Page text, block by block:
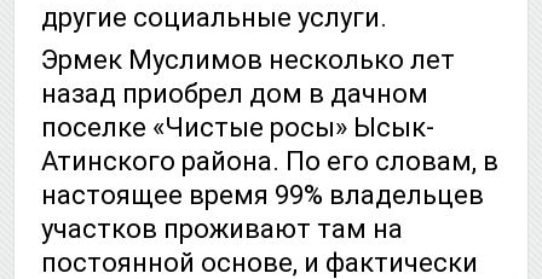
другие социальные услуги.
Эрмек Муслимов несколько лет
назад приобрел дом в дачном
поселке «Чистые росы» Ысык-
Атинского района. По его словам, в
настоящее время 99% владельцев
участков проживают там на
постоянной основе, и фактически